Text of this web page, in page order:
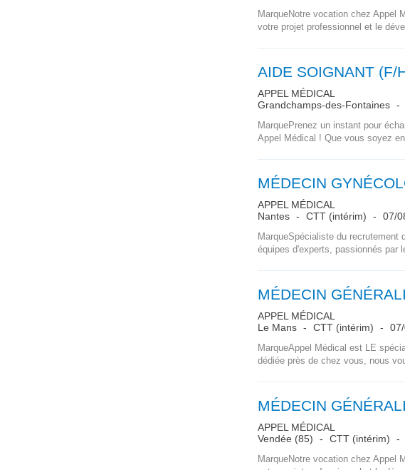
MarqueNotre vocation chez Appel
votre projet professionnel et le
AIDE SOIGNANT (F/
APPEL MÉDICAL
Grandchamps-des-Fontaines
MarquePrenez un instant pour
Appel Médical ! Que vous soyez
MÉDECIN
APPEL MÉDICAL
Nantes
CTT (intérim) 07/
MarqueSpécialiste du
équipes d'experts, passionnés par
MÉDECIN
APPEL MÉDICAL
Le Mans
CTT (intérim)
MarqueAppel Médical est LE
dédiée près de chez vous, nous
MÉDECIN
APPEL MÉDICAL
Vendée (85)
CTT (intérim)
MarqueNotre vocation chez Appel